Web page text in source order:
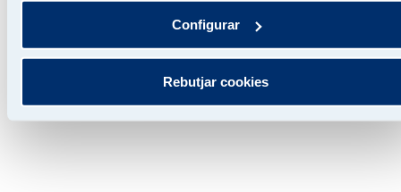
Configurar
Rebutjar cookies